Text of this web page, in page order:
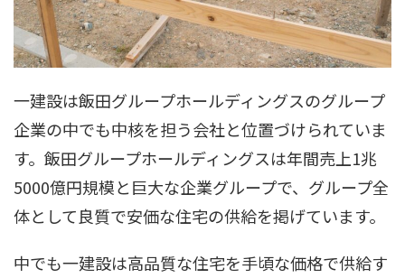
一建設は飯田グループホールディングスのグループ
企業の中でも中核を担う会社と位置づけられていま
す。飯田グループホールディングスは年間売上1兆
5000億円規模と巨大な企業グループで、グループ全
体として良質で安価な住宅の供給を掲げています。
中でも一建設は高品質な住宅を手頃な価格で供給す